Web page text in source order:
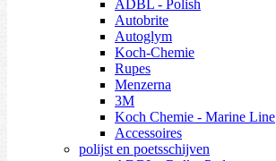
ADBL - Polish
Autobrite
Autoglym
Koch-Chemie
Rupes
Menzerna
3M
Koch Chemie - Marine Line
Accessoires
polijst en poetsschijven